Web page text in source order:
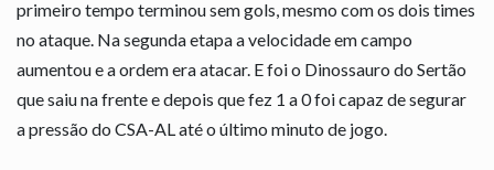
primeiro tempo terminou sem gols, mesmo com os dois times
no ataque. Na segunda etapa a velocidade em campo
aumentou e a ordem era atacar. E foi o Dinossauro do Sertão
que saiu na frente e depois que fez 1 a 0 foi capaz de segurar
a pressão do CSA-AL até o último minuto de jogo.